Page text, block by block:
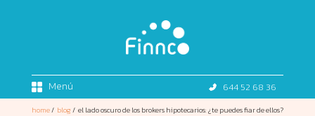
Menú 644 52 68 36
home/ blog/ el lado oscuro de los brokers hipotecarios: ¿te puedes fiar de ellos?